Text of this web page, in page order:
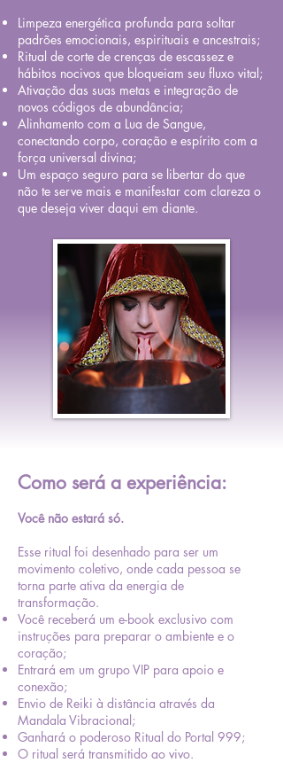
Limpeza energética profunda para soltar
padrões emocionais, espirituais e ancestrais;
Ritual de corte de crenças de escassez e
hábitos nocivos que bloqueiam seu fluxo vital;
Ativação das suas metas e integração de
novos códigos de abundância;
Alinhamento com a Lua de Sangue,
conectando corpo, coração e espírito com a
força universal divina;
Um espaço seguro para se libertar do que
não te serve mais e manifestar com clareza o
que deseja viver daqui em diante.
Como será a experiência:
Você não estará só.
Esse ritual foi desenhado para ser um
movimento coletivo, onde cada pessoa se
torna parte ativa da energia de
transformação.
Você receberá um e-book exclusivo com
instruções para preparar o ambiente e o
coração;
Entrará em um grupo VIP para apoio e
conexão;
Envio de Reiki à distância através da
Mandala Vibracional;
Ganhará o poderoso Ritual do Portal 999;
O ritual será transmitido ao vivo.